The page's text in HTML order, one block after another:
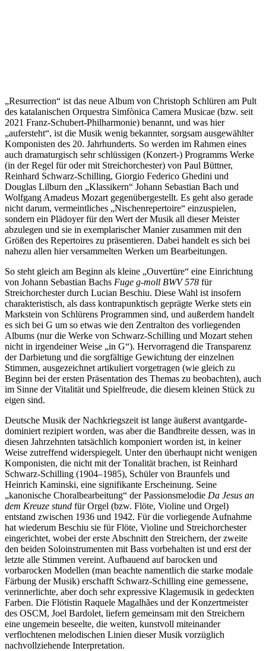
„Resurrection“ ist das neue Album von Christoph Schlüren am Pult
des katalanischen Orquestra Simfònica Camera Musicae (bzw. seit
2021 Franz-Schubert-Philharmonie) benannt, und was hier
„aufersteht“, ist die Musik wenig bekannter, sorgsam ausgewählter
Komponisten des 20. Jahrhunderts. So werden im Rahmen eines
auch dramaturgisch sehr schlüssigen (Konzert-) Programms Werke
(in der Regel für oder mit Streichorchester) von Paul Büttner,
Reinhard Schwarz-Schilling, Giorgio Federico Ghedini und
Douglas Lilburn den „Klassikern“ Johann Sebastian Bach und
Wolfgang Amadeus Mozart gegenübergestellt. Es geht also gerade
nicht darum, vermeintliches „Nischenrepertoire“ einzuspielen,
sondern ein Plädoyer für den Wert der Musik all dieser Meister
abzulegen und sie in exemplarischer Manier zusammen mit den
Größen des Repertoires zu präsentieren. Dabei handelt es sich bei
nahezu allen hier versammelten Werken um Bearbeitungen.
So steht gleich am Beginn als kleine „Ouvertüre“ eine Einrichtung
von Johann Sebastian Bachs Fuge g-moll BWV 578 für
Streichorchester durch Lucian Beschiu. Diese Wahl ist insofern
charakteristisch, als dass kontrapunktisch geprägte Werke stets ein
Markstein von Schlürens Programmen sind, und außerdem handelt
es sich bei G um so etwas wie den Zentralton des vorliegenden
Albums (nur die Werke von Schwarz-Schilling und Mozart stehen
nicht in irgendeiner Weise „in G“). Hervorragend die Transparenz
der Darbietung und die sorgfältige Gewichtung der einzelnen
Stimmen, ausgezeichnet artikuliert vorgetragen (wie gleich zu
Beginn bei der ersten Präsentation des Themas zu beobachten), auch
im Sinne der Vitalität und Spielfreude, die diesem kleinen Stück zu
eigen sind.
Deutsche Musik der Nachkriegszeit ist lange äußerst avantgarde-
dominiert rezipiert worden, was aber die Bandbreite dessen, was in
diesen Jahrzehnten tatsächlich komponiert worden ist, in keiner
Weise zutreffend widerspiegelt. Unter den überhaupt nicht wenigen
Komponisten, die nicht mit der Tonalität brachen, ist Reinhard
Schwarz-Schilling (1904–1985), Schüler von Braunfels und
Heinrich Kaminski, eine signifikante Erscheinung. Seine
„kanonische Choralbearbeitung“ der Passionsmelodie Da Jesus an
dem Kreuze stund für Orgel (bzw. Flöte, Violine und Orgel)
entstand zwischen 1936 und 1942. Für die vorliegende Aufnahme
hat wiederum Beschiu sie für Flöte, Violine und Streichorchester
eingerichtet, wobei der erste Abschnitt den Streichern, der zweite
den beiden Soloinstrumenten mit Bass vorbehalten ist und erst der
letzte alle Stimmen vereint. Aufbauend auf barocken und
vorbarocken Modellen (man beachte namentlich die starke modale
Färbung der Musik) erschafft Schwarz-Schilling eine gemessene,
verinnerlichte, aber doch sehr expressive Klagemusik in gedeckten
Farben. Die Flötistin Raquele Magalhães und der Konzertmeister
des OSCM, Joel Bardolet, liefern gemeinsam mit den Streichern
eine ungemein beseelte, die weiten, kunstvoll miteinander
verflochtenen melodischen Linien dieser Musik vorzüglich
nachvollziehende Interpretation.